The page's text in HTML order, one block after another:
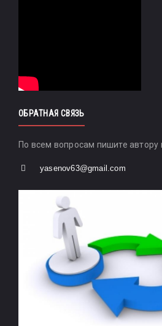
ОБРАТНАЯ СВЯЗЬ
По всем вопросам пишите автору
yasenov63@gmail.com